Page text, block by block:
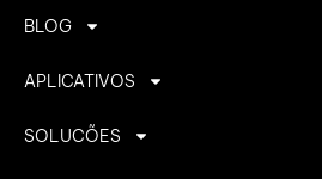
BLOG
APLICATIVOS
SOLUCÕES